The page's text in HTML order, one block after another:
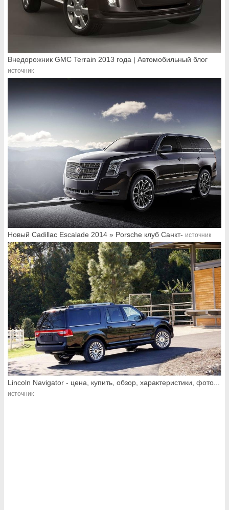
Внедорожник GMC Terrain 2013 года | Автомобильный блог
источник
Новый Cadillac Escalade 2014 » Porsche клуб Санкт- источник
Lincoln Navigator - цена, купить, обзор, характеристики, фото...
источник